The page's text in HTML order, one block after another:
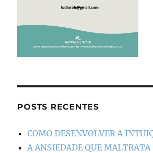
POSTS RECENTES
COMO DESENVOLVER A
A ANSIEDADE QUE MALTRATA